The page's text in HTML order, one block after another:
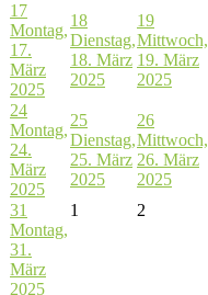
17
Montag,
17.
März
2025
18
Dienstag,
18. März
2025
19
Mittwoch,
19. März
2025
24
Montag,
24.
März
2025
25
Dienstag,
25. März
2025
26
Mittwoch,
26. März
2025
31
Montag,
31.
März
2025
1 2